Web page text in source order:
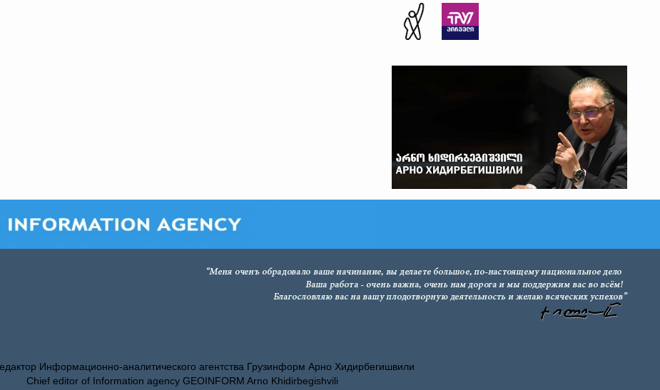
Информационно-аналитического агентства Грузинформ Арно Хидирбегишвили
Chief editor of Information agency GEOINFORM Arno Khidirbegishvili